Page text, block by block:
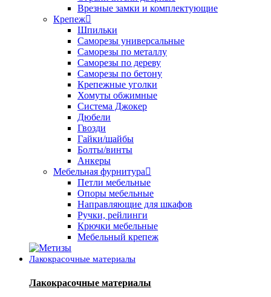
Врезные замки и комплектующие
Крепеж
Шпильки
Саморезы универсальные
Саморезы по металлу
Саморезы по дереву
Саморезы по бетону
Крепежные уголки
Хомуты обжимные
Система Джокер
Дюбели
Гвозди
Гайки/шайбы
Болты/винты
Анкеры
Мебельная фурнитура
Петли мебельные
Опоры мебельные
Направляющие для шкафов
Ручки, рейлинги
Крючки мебельные
Мебельный крепеж
Лакокрасочные материалы
Лакокрасочные материалы